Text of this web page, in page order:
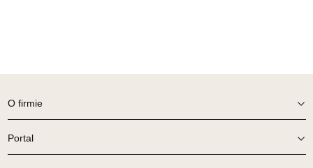
SALON MEBLOWY TED
Salon meblowy
O firmie
Portal